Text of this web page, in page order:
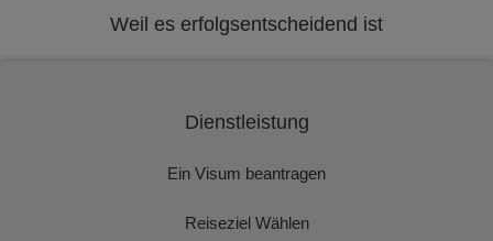
Weil es erfolgsentscheidend ist
Dienstleistung
Ein Visum beantragen
Reiseziel Wählen